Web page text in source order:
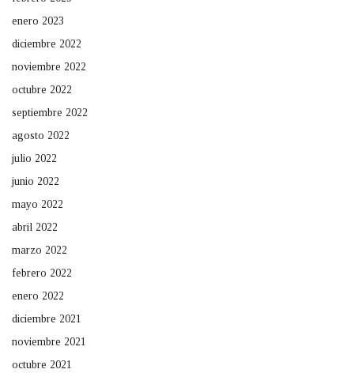
enero 2023
diciembre 2022
noviembre 2022
octubre 2022
septiembre 2022
agosto 2022
julio 2022
junio 2022
mayo 2022
abril 2022
marzo 2022
febrero 2022
enero 2022
diciembre 2021
noviembre 2021
octubre 2021